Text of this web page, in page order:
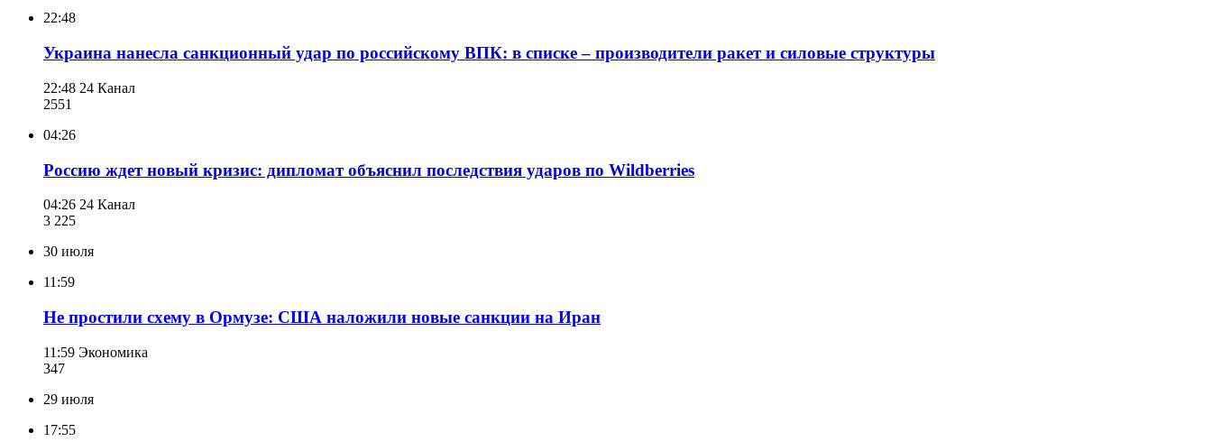
22:48
Украина нанесла санкционный удар по российскому ВПК: в списке – производители ракет и силовые структуры
22:48 24 Канал
2551
04:26
Россию ждет новый кризис: дипломат объяснил последствия ударов по Wildberries
04:26 24 Канал
3 225
30 июля
11:59
Не простили схему в Ормузе: США наложили новые санкции на Иран
11:59 Экономика
347
29 июля
17:55